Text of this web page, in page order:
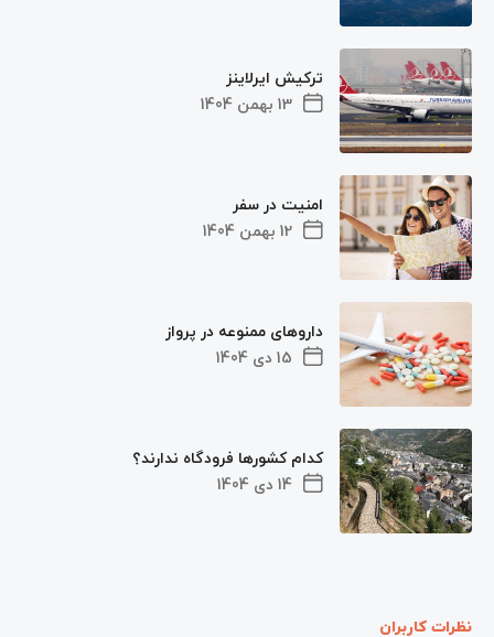
13 بهمن 1404
ترکیش ایرلاینز
12 بهمن 1404
امنیت در سفر
15 دی 1404
داروهای ممنوعه در پرواز
14 دی 1404
کدام کشورها فرودگاه ندارند؟
نظرات کاربران